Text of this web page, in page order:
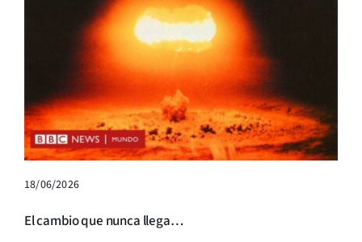
18/06/2026
El cambio que nunca llega…